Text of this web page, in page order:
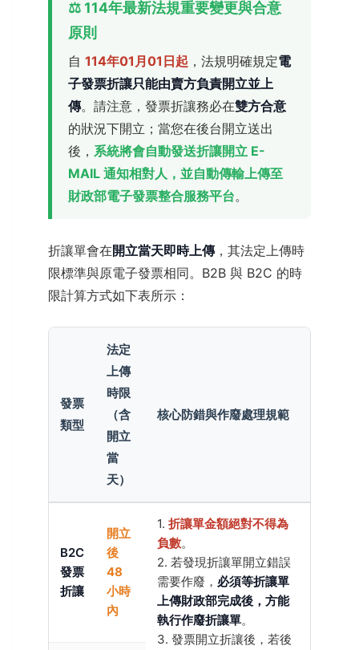
⚖️ 114年最新法規重要變更與合意
原則
自 114年01月01日起 ，法規明確規定電
子發票折讓只能由賣方負責開立並上
傳。請注意，發票折讓務必在雙方合意
的狀況下開立；當您在後台開立送出
後， 系統將會自動發送折讓開立 E-
MAIL 通知相對人，並自動傳輸上傳至
財政部電子發票整合服務平台。
折讓單會在開立當天即時上傳，其法定上傳時
限標準與原電子發票相同。B2B 與 B2C 的時
限計算方式如下表所示：
發票
類型
法定
上傳
時限
（含
開立
當
天）
核心防錯與作廢處理規範
B2C
發票
折讓
開立
後
48
小時
內
1. 折讓單金額絕對不得為
負數。
2. 若發現折讓單開立錯誤
需要作廢， 必須等折讓單
上傳財政部完成後，方能
執行作廢折讓單。
3. 發票開立折讓後，若後